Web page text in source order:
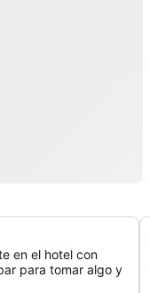
en el hotel con
para tomar algo y